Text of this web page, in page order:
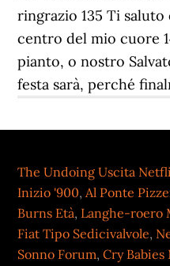
The Undoing Uscita
Inizio '900,Al Ponte
Burns Età, Langhe-roero
Fiat Tipo Sedicivalvole,
Sonno Forum,Cry Babies